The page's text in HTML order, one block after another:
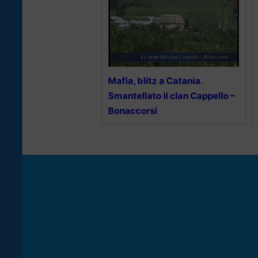
Mafia, blitz a Catania.
Smantellato il clan Cappello –
Bonaccorsi